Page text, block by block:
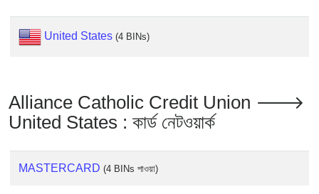
United States (4 BINs)
Alliance Catholic Credit Union 🡒
United States : কার্ড নেটওয়ার্ক
MASTERCARD (4 BINs পাওয়া)